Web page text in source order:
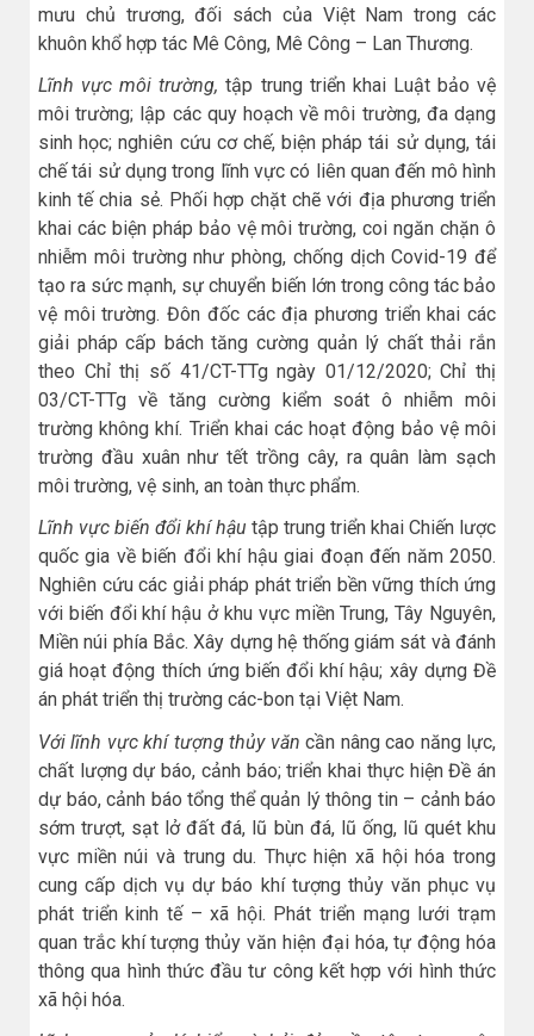
mưu chủ trương, đối sách của Việt Nam trong các
khuôn khổ hợp tác Mê Công, Mê Công – Lan Thương.
Lĩnh vực môi trường, tập trung triển khai Luật bảo vệ
môi trường; lập các quy hoạch về môi trường, đa dạng
sinh học; nghiên cứu cơ chế, biện pháp tái sử dụng, tái
chế tái sử dụng trong lĩnh vực có liên quan đến mô hình
kinh tế chia sẻ. Phối hợp chặt chẽ với địa phương triển
khai các biện pháp bảo vệ môi trường, coi ngăn chặn ô
nhiễm môi trường như phòng, chống dịch Covid-19 để
tạo ra sức mạnh, sự chuyển biến lớn trong công tác bảo
vệ môi trường. Đôn đốc các địa phương triển khai các
giải pháp cấp bách tăng cường quản lý chất thải rắn
theo Chỉ thị số 41/CT-TTg ngày 01/12/2020; Chỉ thị
03/CT-TTg về tăng cường kiểm soát ô nhiễm môi
trường không khí. Triển khai các hoạt động bảo vệ môi
trường đầu xuân như tết trồng cây, ra quân làm sạch
môi trường, vệ sinh, an toàn thực phẩm.
Lĩnh vực biến đổi khí hậu tập trung triển khai Chiến lược
quốc gia về biến đổi khí hậu giai đoạn đến năm 2050.
Nghiên cứu các giải pháp phát triển bền vững thích ứng
với biến đổi khí hậu ở khu vực miền Trung, Tây Nguyên,
Miền núi phía Bắc. Xây dựng hệ thống giám sát và đánh
giá hoạt động thích ứng biến đổi khí hậu; xây dựng Đề
án phát triển thị trường các-bon tại Việt Nam.
Với lĩnh vực khí tượng thủy văn cần nâng cao năng lực,
chất lượng dự báo, cảnh báo; triển khai thực hiện Đề án
dự báo, cảnh báo tổng thể quản lý thông tin – cảnh báo
sớm trượt, sạt lở đất đá, lũ bùn đá, lũ ống, lũ quét khu
vực miền núi và trung du. Thực hiện xã hội hóa trong
cung cấp dịch vụ dự báo khí tượng thủy văn phục vụ
phát triển kinh tế – xã hội. Phát triển mạng lưới trạm
quan trắc khí tượng thủy văn hiện đại hóa, tự động hóa
thông qua hình thức đầu tư công kết hợp với hình thức
xã hội hóa.